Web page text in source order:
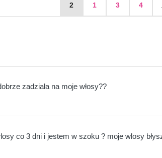
2 1 3 4
zadziała na moje włosy??
co 3 dni i jestem w szoku ? moje wlosy